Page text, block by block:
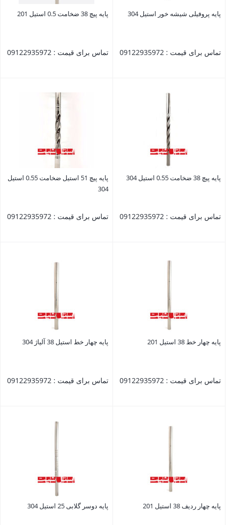
پایه پروفیلی شیشه خور استیل 304
تماس برای قیمت : 09122935972
پایه پیچ 38 ضخامت 0.5 استیل 201
تماس برای قیمت : 09122935972
پایه پیچ 38 ضخامت 0.55 استیل 304
تماس برای قیمت : 09122935972
پایه پیچ 51 استیل ضخامت 0.55 استیل
304
تماس برای قیمت : 09122935972
پایه چهار خط 38 استیل 201
تماس برای قیمت : 09122935972
پایه چهار خط استیل 38 آلیاژ 304
تماس برای قیمت : 09122935972
پایه چهار ردیف 38 استیل 201 پایه دوسر گلابی 25 استیل 304